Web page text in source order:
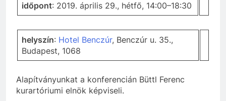
időpont: 2019. április 29., hétfő, 14:00–18:30
helyszín: Hotel Benczúr, Benczúr u. 35.,
Budapest, 1068
Alapítványunkat a konferencián Büttl Ferenc
kurartóriumi elnök képviseli.